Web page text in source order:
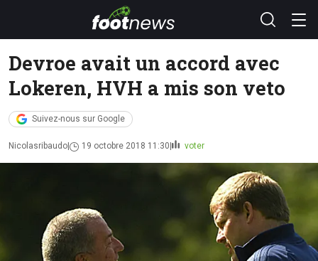
Devroe avait un accord avec
Lokeren, HVH a mis son veto
Suivez-nous sur Google
Nicolasribaudo 19 octobre 2018 11:30 voter